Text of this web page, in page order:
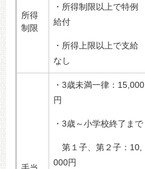
所得
制限
・所得制限以上で特例
給付
・所得上限以上で支給
なし
・3歳未満一律：15,000
円
・3歳～小学校終了まで
第１子、第２子：10,
000円